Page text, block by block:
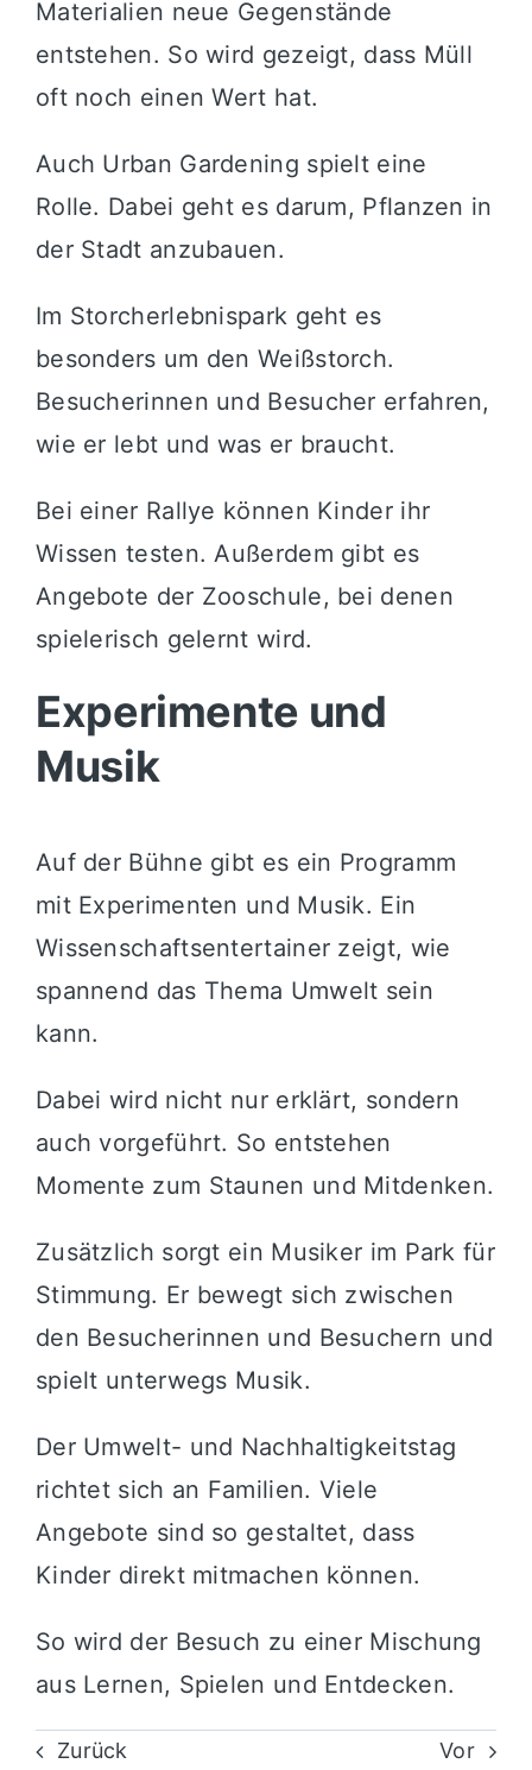
Materialien neue Gegenstände
entstehen. So wird gezeigt, dass Müll
oft noch einen Wert hat.
Auch Urban Gardening spielt eine
Rolle. Dabei geht es darum, Pflanzen in
der Stadt anzubauen.
Im Storcherlebnispark geht es
besonders um den Weißstorch.
Besucherinnen und Besucher erfahren,
wie er lebt und was er braucht.
Bei einer Rallye können Kinder ihr
Wissen testen. Außerdem gibt es
Angebote der Zooschule, bei denen
spielerisch gelernt wird.
Experimente und
Musik
Auf der Bühne gibt es ein Programm
mit Experimenten und Musik. Ein
Wissenschaftsentertainer zeigt, wie
spannend das Thema Umwelt sein
kann.
Dabei wird nicht nur erklärt, sondern
auch vorgeführt. So entstehen
Momente zum Staunen und Mitdenken.
Zusätzlich sorgt ein Musiker im Park für
Stimmung. Er bewegt sich zwischen
den Besucherinnen und Besuchern und
spielt unterwegs Musik.
Der Umwelt- und Nachhaltigkeitstag
richtet sich an Familien. Viele
Angebote sind so gestaltet, dass
Kinder direkt mitmachen können.
So wird der Besuch zu einer Mischung
aus Lernen, Spielen und Entdecken.
Zurück Vor